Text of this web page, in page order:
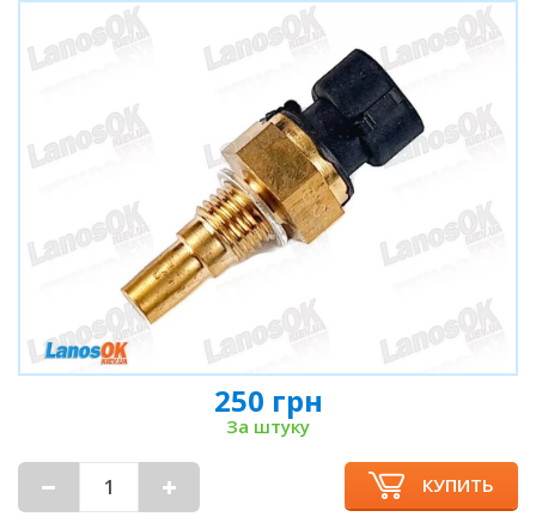
250 грн
За штуку
КУПИТЬ